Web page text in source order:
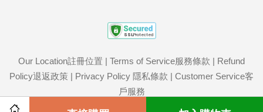
Our Location註冊位置 | Terms of Service服務條款 | Refund
Policy退返政策 | Privacy Policy 隱私條款 | Customer Service客
戶服務